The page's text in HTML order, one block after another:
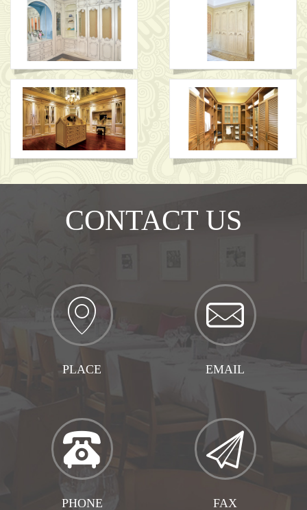
CONTACT US
PLACE
EMAIL
企业邮箱
PHONE FAX